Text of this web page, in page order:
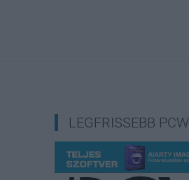
LEGFRISSEBB PCW